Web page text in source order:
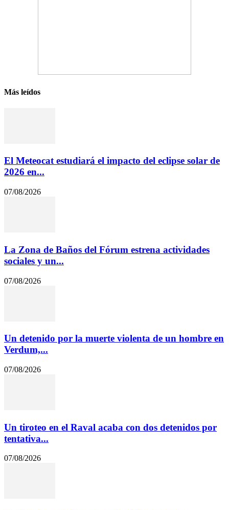
Más leídos
El Meteocat estudiará el impacto del eclipse solar de
2026 en...
07/08/2026
La Zona de Baños del Fórum estrena actividades
sociales y un...
07/08/2026
Un detenido por la muerte violenta de un hombre en
Verdum,...
07/08/2026
Un tiroteo en el Raval acaba con dos detenidos por
tentativa...
07/08/2026